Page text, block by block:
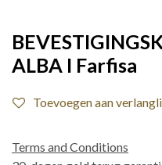
ALBA I Farfisa
Toevoegen aan
Terms and Conditions